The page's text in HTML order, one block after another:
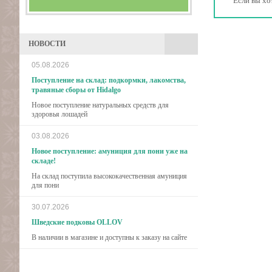
НОВОСТИ
05.08.2026
Поступление на склад: подкормки, лакомства,
травяные сборы от Hidalgo
Новое поступление натуральных средств для
здоровья лошадей
03.08.2026
Новое поступление: амуниция для пони уже на
складе!
На склад поступила высококачественная амуниция
для пони
30.07.2026
Шведские подковы OLLOV
В наличии в магазине и доступны к заказу на сайте